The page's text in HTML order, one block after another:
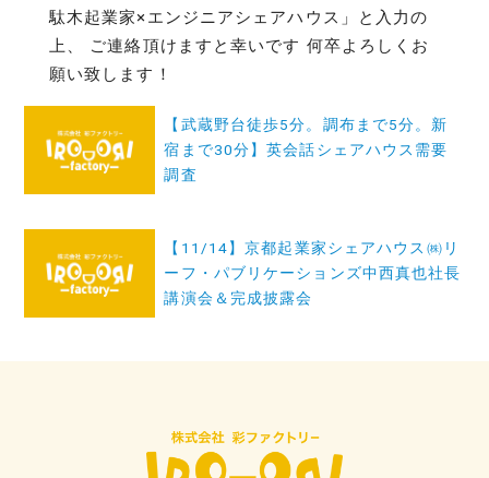
駄木起業家×エンジニアシェアハウス」と入力の
上、 ご連絡頂けますと幸いです 何卒よろしくお
願い致します！
投
シ
【武蔵野台徒歩5分。調布まで5分。新
宿まで30分】英会話シェアハウス需要
調査
【11/14】京都起業家シェアハウス㈱リ
ーフ・パブリケーションズ中西真也社長
講演会＆完成披露会